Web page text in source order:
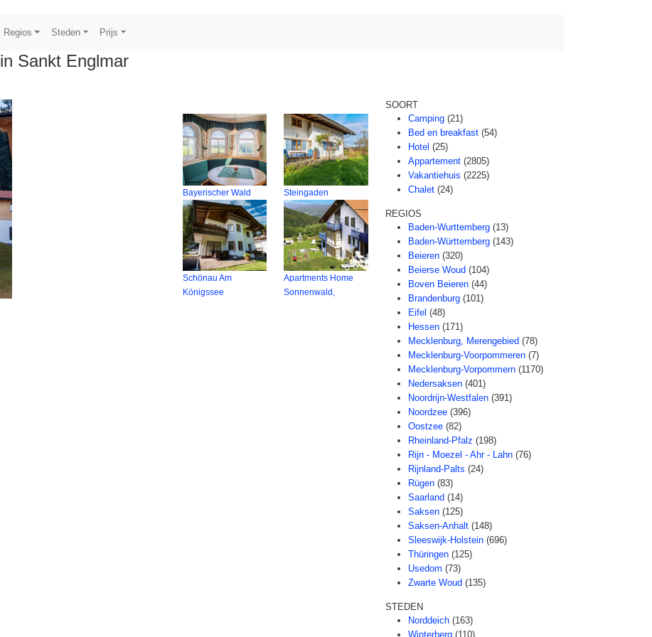
Regios Steden Prijs
in Sankt Englmar
Bayerischer Wald Steingaden
Schönau Am
Königssee
Apartments Home
Sonnenwald,
SOORT
Camping (21)
Bed en breakfast (54)
Hotel (25)
Appartement (2805)
Vakantiehuis (2225)
Chalet (24)
REGIOS
Baden-Wurttemberg (13)
Baden-Württemberg (143)
Beieren (320)
Beierse Woud (104)
Boven Beieren (44)
Brandenburg (101)
Eifel (48)
Hessen (171)
Mecklenburg, Merengebied (78)
Mecklenburg-Voorpommeren (7)
Mecklenburg-Vorpommern (1170)
Nedersaksen (401)
Noordrijn-Westfalen (391)
Noordzee (396)
Oostzee (82)
Rheinland-Pfalz (198)
Rijn - Moezel - Ahr - Lahn (76)
Rijnland-Palts (24)
Rügen (83)
Saarland (14)
Saksen (125)
Saksen-Anhalt (148)
Sleeswijk-Holstein (696)
Thüringen (125)
Usedom (73)
Zwarte Woud (135)
STEDEN
Norddeich (163)
Winterberg (110)